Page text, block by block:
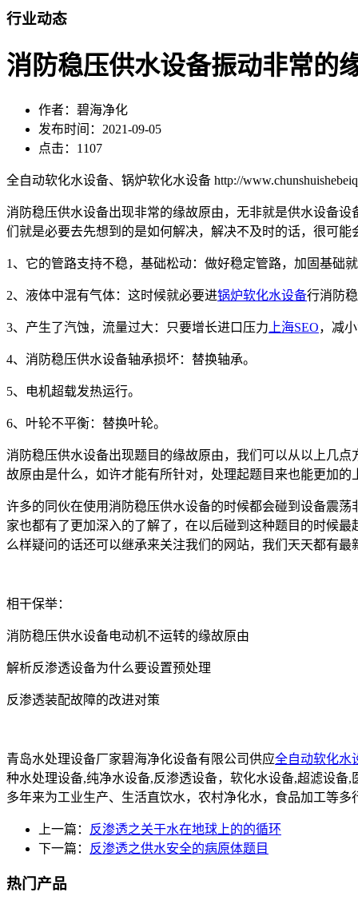
行业动态
消防稳压供水设备振动非常的
作者：碧海净化
发布时间：2021-09-05
点击：1107
全自动软化水设备、锅炉软化水设备 http://
消防稳压供水设备出现非常的缘故原由，无非就是供水设备
们就是必要去先想到的是如何解决，解决不及时的话，很可
1、它的管路支持不稳，基础松动：做好稳定管路，加固基础
2、液体中混有气体：这时候就必要进锅炉软化水设备行消防
3、产生了汽蚀，流量过大：只要增长进口压力 上海SEO，减
4、消防稳压供水设备轴承损坏：替换轴承。
5、电机超载发热运行。
6、叶轮不平衡：替换叶轮。
消防稳压供水设备出现题目的缘故原由，我们可以从以上几
故原由是什么，如许才能有所针对，处理起题目来也能更加的
许多的同伙在使用消防稳压供水设备的时候都会碰到设备震
家也都有了更加深入的了解了，在以后碰到这种题目的时候
么样疑问的话还可以继承来关注我们的网站，我们天天都有
相干保举：
消防稳压供水设备电动机不运转的缘故原由
解析反渗透设备为什么要设置预处理
反渗透装配故障的改进对策
青岛水处理设备厂家碧海净化设备有限公司供应全自动软化水
种水处理设备,纯净水设备,反渗透设备，软化水设备,超滤设
多年来为工业生产、生活直饮水，农村净化水，食品加工等
上一篇：
反渗透之关于水在地球上的的循环
下一篇：
反渗透之供水安全的病原体题目
热门产品